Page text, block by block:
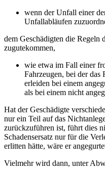
wenn der Unfall einer
Unfallabläufen
dem Geschädigten die Regeln
zugutekommen,
wie etwa im Fall einer
Fahrzeugen, bei der
erleiden bei einem
als bei einem nicht
Hat der Geschädigte
nur ein Teil auf das
zurückzuführen ist, führt dies
Schadensersatz nur für die
erlitten hätte, wäre er
Vielmehr wird dann, unter